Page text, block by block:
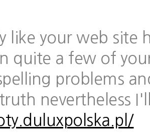
like your web site
quite a few of
problems
nevertheless